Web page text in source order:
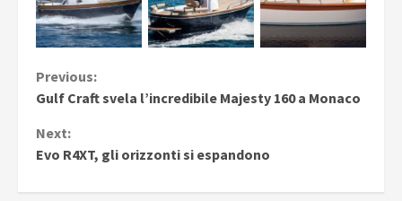
Continue
Previous:
Gulf Craft svela l’incredibile Majesty 160 a Monaco
Next:
Evo R4XT, gli orizzonti si espandono